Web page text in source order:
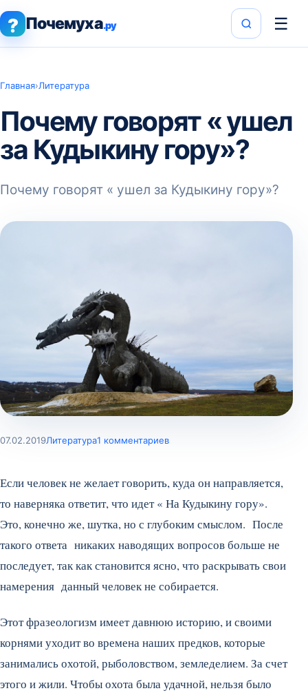
? Почемуха.ру ☰
Главная›Литература
Почему говорят « ушел
за Кудыкину гору»?
Почему говорят « ушел за Кудыкину гору»?
07.02.2019Литература1 комментариев
Если человек не желает говорить, куда он направляется,
то наверняка ответит, что идет « На Кудыкину гору».
Это, конечно же, шутка, но с глубоким смыслом. После
такого ответа никаких наводящих вопросов больше не
последует, так как становится ясно, что раскрывать свои
намерения данный человек не собирается.
Этот фразеологизм имеет давнюю историю, и своими
корнями уходит во времена наших предков, которые
занимались охотой, рыболовством, земледелием. За счет
этого и жили. Чтобы охота была удачной, нельзя было